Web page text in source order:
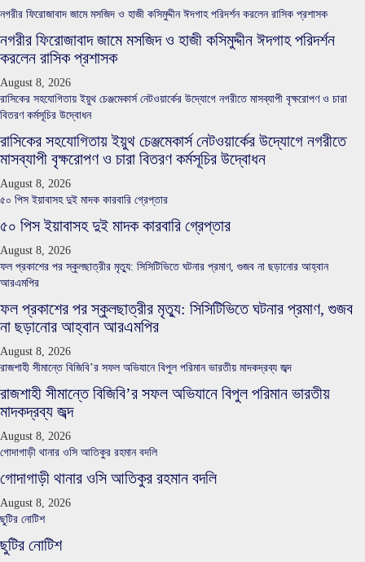
নগরীর ফিরোজাবাদ জামে মসজিদ ও হাজী কসিমুদ্দীন ঈদগাহ পরিদর্শন করলেন রাসিক প্রশাসক
নগরীর ফিরোজাবাদ জামে মসজিদ ও হাজী কসিমুদ্দীন ঈদগাহ পরিদর্শন
করলেন রাসিক প্রশাসক
August 8, 2026
রাসিকের সহযোগিতায় ইয়ুথ চেঞ্জমেকার্স নেটওয়ার্কের উদ্যোগে নগরীতে মাসব্যাপী বৃক্ষরোপণ ও চারা
বিতরণ কর্মসূচির উদ্বোধন
রাসিকের সহযোগিতায় ইয়ুথ চেঞ্জমেকার্স নেটওয়ার্কের উদ্যোগে নগরীতে
মাসব্যাপী বৃক্ষরোপণ ও চারা বিতরণ কর্মসূচির উদ্বোধন
August 8, 2026
৫০ পিস ইয়াবাসহ দুই মাদক কারবারি গ্রেপ্তার
৫০ পিস ইয়াবাসহ দুই মাদক কারবারি গ্রেপ্তার
August 8, 2026
ফল প্রকাশের পর স্কুলছাত্রীর মৃত্যু: সিসিটিভিতে ঘটনার প্রমাণ, গুজব না ছড়ানোর আহ্বান
আরএমপির
ফল প্রকাশের পর স্কুলছাত্রীর মৃত্যু: সিসিটিভিতে ঘটনার প্রমাণ, গুজব
না ছড়ানোর আহ্বান আরএমপির
August 8, 2026
রাজশাহী সীমান্তে বিজিবি’র সফল অভিযানে বিপুল পরিমান ভারতীয় মাদকদ্রব্য জব্দ
রাজশাহী সীমান্তে বিজিবি’র সফল অভিযানে বিপুল পরিমান ভারতীয়
মাদকদ্রব্য জব্দ
August 8, 2026
গোদাগাড়ী থানার ওসি আতিকুর রহমান বদলি
গোদাগাড়ী থানার ওসি আতিকুর রহমান বদলি
August 8, 2026
ছুটির নোটিশ
ছুটির নোটিশ